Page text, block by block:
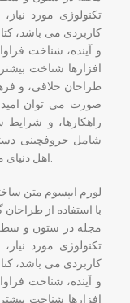
تکنولوژی مورد
کاربردی می باشد،
و آینده، شناخت
افزارها شناخت
طراحان خلاقی، و
صورت می توان
راهکارها، و شرایط
شامل حروفچینی
لورم ایپسوم متن
با استفاده از
مجله در ستون و
تکنولوژی مورد
کاربردی می باشد،
و آینده، شناخت
افزارها شناخت